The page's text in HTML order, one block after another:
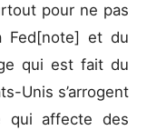
pour ne pas
Fed[note] et du
qui est fait du
Unis s’arrogent
qui affecte des